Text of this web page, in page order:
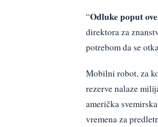
“Odluke poput
direktora za
potrebom da se
Mobilni robot, za
rezerve nalaze
američka
vremena za